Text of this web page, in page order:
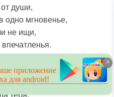
души,
одно мгновенье,
не ищи,
друзья,
пути,
тебя,
×
приложение
для android!